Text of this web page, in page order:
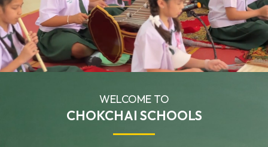
WELCOME TO
CHOKCHAI SCHOOLS